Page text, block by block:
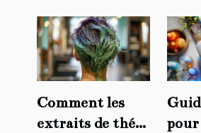
Comment les
extraits de thé